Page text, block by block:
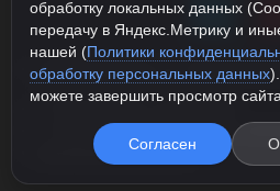
115088, Москва, ул.
1
+7 925 231-81-77 (Шоурум)
+7 985 163-48-58 (Интернет
info@legioner-shop.ru
обработку локальных данных
передачу в Яндекс.Метрику и
нашей (Политики
обработку персональных данных
можете завершить просмотр сайта.
Согласен